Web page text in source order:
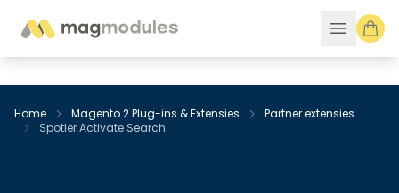
Home Magento 2 Plug-ins & Extensies
Partner extensies
Spotler Activate Search